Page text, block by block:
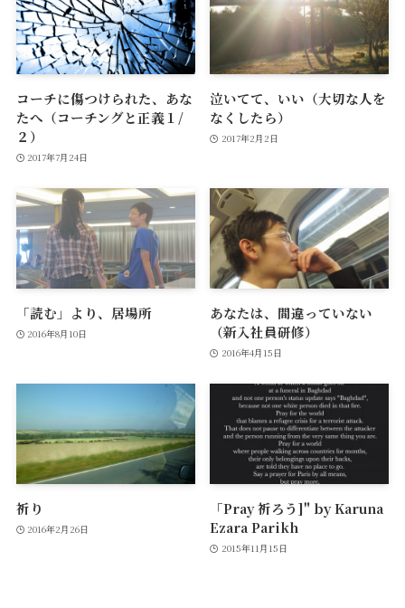
コーチに傷つけられた、あな
たへ（コーチングと正義１/
２）
2017年7月24日
泣いてて、いい（大切な人を
なくしたら）
2017年2月2日
「読む」より、居場所
2016年8月10日
あなたは、間違っていない
（新入社員研修）
2016年4月15日
祈り
2016年2月26日
「Pray 祈ろう]" by Karuna
Ezara Parikh
2015年11月15日